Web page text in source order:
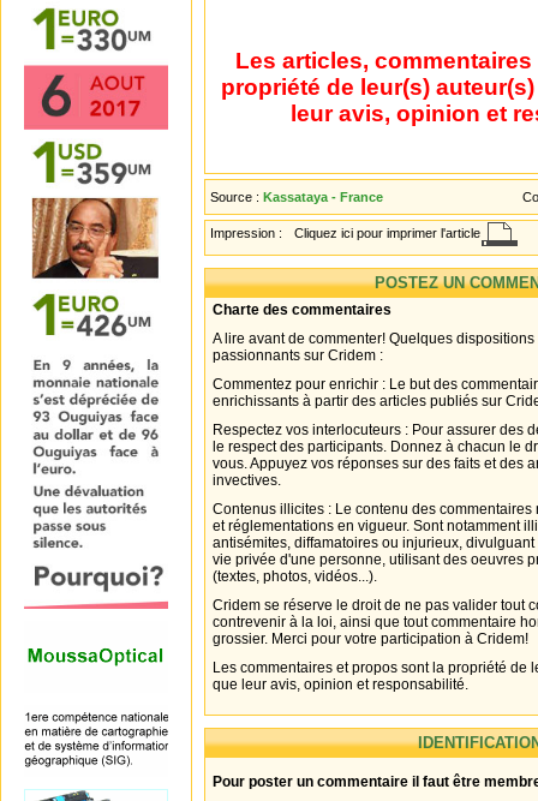
Les articles,
propriété de leur(s)
leur avis, opinion et
Source : Kassataya - France
Impression : Cliquez ici pour imprimer l'article
POSTEZ UN
Charte des commentaires
A lire avant de commenter! Quelques
passionnants sur Cridem :
Commentez pour enrichir : Le but des
enrichissants à partir des articles publiés sur
Respectez vos interlocuteurs : Pour assurer des
le respect des participants. Donnez à chacun le
vous. Appuyez vos réponses sur des faits et des
invectives.
Contenus illicites : Le contenu des
et réglementations en vigueur. Sont notamment
antisémites, diffamatoires ou injurieux,
vie privée d'une personne, utilisant des oeuvres
(textes, photos, vidéos...).
Cridem se réserve le droit de ne pas valider tout
contrevenir à la loi, ainsi que tout commentaire
grossier. Merci pour votre participation à Cridem!
Les commentaires et propos sont la propriété de
que leur avis, opinion et responsabilité.
Pour poster un commentaire il faut être